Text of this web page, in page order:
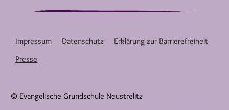
© Evangelische Grundschule Neustrelitz
Impressum Datenschutz
Erklärung zur Barrierefreiheit
Presse